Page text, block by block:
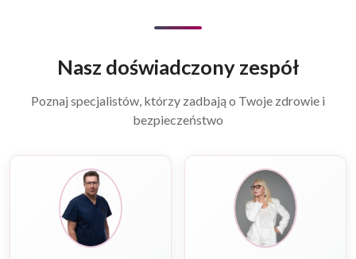
Nasz doświadczony zespół
Poznaj specjalistów, którzy zadbają o Twoje zdrowie i
bezpieczeństwo